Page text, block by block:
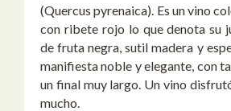
(Quercus pyrenaica). Es un vino
con ribete rojo lo que denota su
de fruta negra, sutil madera y
manifiesta noble y elegante, con
un final muy largo. Un vino
mucho.